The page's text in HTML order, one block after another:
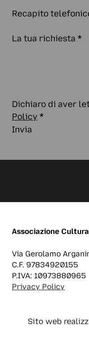
Recapito
La tua richiesta *
Dichiaro di aver
Policy *
Invia
Associazione
Via Gerolamo
C.F. 97834920155
P.IVA: 10973880965
Privacy Policy
Sito web